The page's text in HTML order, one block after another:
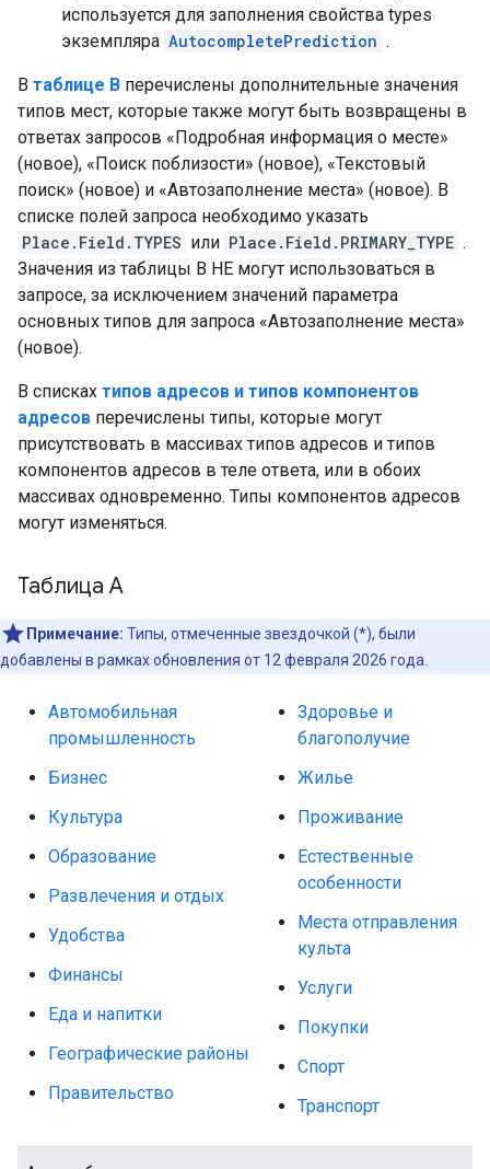
используется для заполнения свойства types
экземпляра AutocompletePrediction .
В таблице B перечислены дополнительные значения
типов мест, которые также могут быть возвращены в
ответах запросов «Подробная информация о месте»
(новое), «Поиск поблизости» (новое), «Текстовый
поиск» (новое) и «Автозаполнение места» (новое). В
списке полей запроса необходимо указать
Place.Field.TYPES или Place.Field.PRIMARY_TYPE .
Значения из таблицы B НЕ могут использоваться в
запросе, за исключением значений параметра
основных типов для запроса «Автозаполнение места»
(новое).
В списках типов адресов и типов компонентов
адресов перечислены типы, которые могут
присутствовать в массивах типов адресов и типов
компонентов адресов в теле ответа, или в обоих
массивах одновременно. Типы компонентов адресов
могут изменяться.
Таблица А
Примечание: Типы, отмеченные звездочкой (*), были
добавлены в рамках обновления от 12 февраля 2026 года.
Автомобильная
промышленность
Бизнес
Культура
Образование
Развлечения и отдых
Удобства
Финансы
Еда и напитки
Географические районы
Правительство
Здоровье и
благополучие
Жилье
Проживание
Естественные
особенности
Места отправления
культа
Услуги
Покупки
Спорт
Транспорт